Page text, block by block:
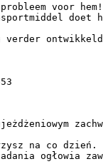
probleem voor
doet
verder
na co dzień.
ogłowia